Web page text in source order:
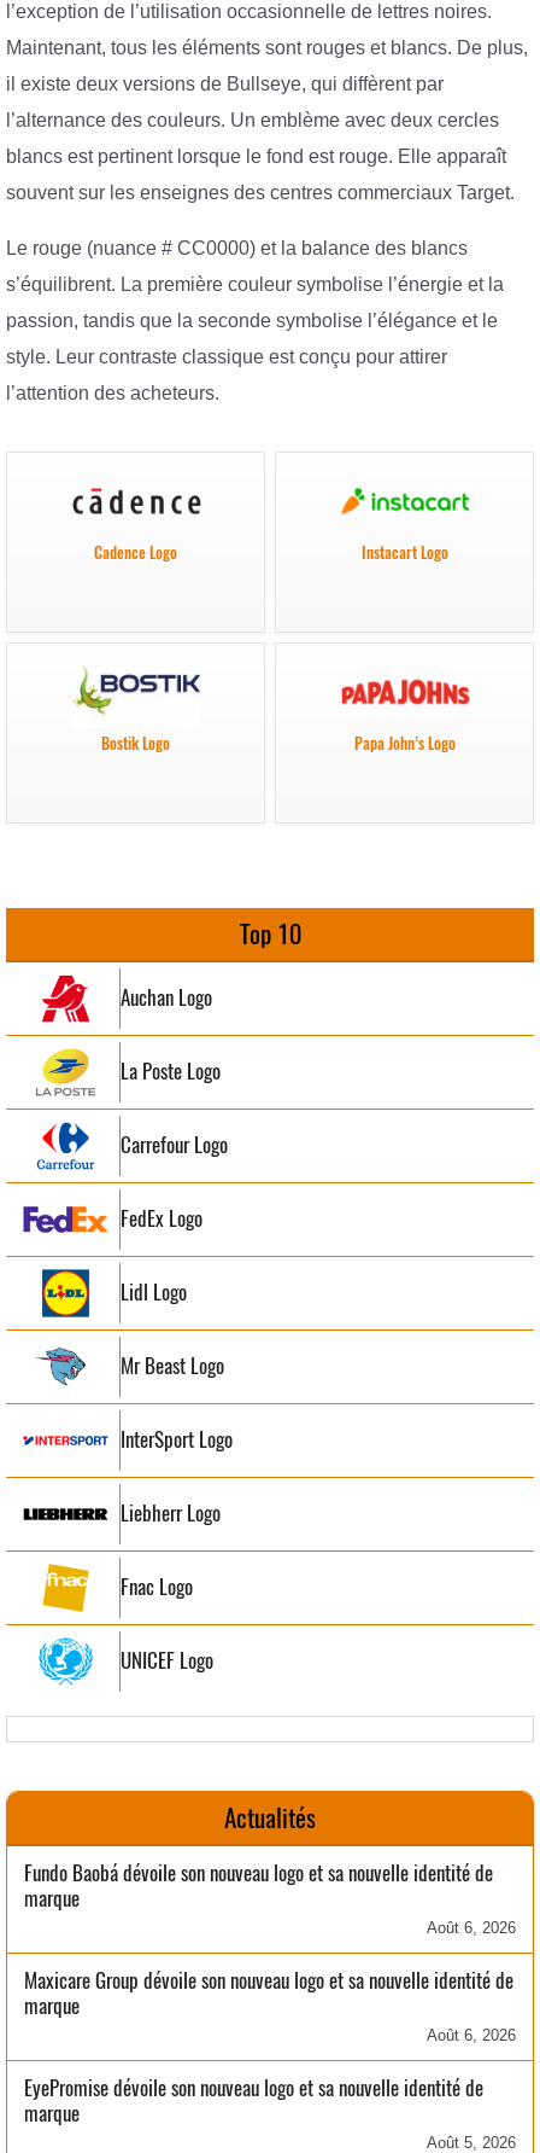
l’exception de l’utilisation occasionnelle de lettres noires.
Maintenant, tous les éléments sont rouges et blancs. De plus,
il existe deux versions de Bullseye, qui diffèrent par
l’alternance des couleurs. Un emblème avec deux cercles
blancs est pertinent lorsque le fond est rouge. Elle apparaît
souvent sur les enseignes des centres commerciaux Target.
Le rouge (nuance # CC0000) et la balance des blancs
s’équilibrent. La première couleur symbolise l’énergie et la
passion, tandis que la seconde symbolise l’élégance et le
style. Leur contraste classique est conçu pour attirer
l’attention des acheteurs.
Cadence Logo Instacart Logo
Bostik Logo Papa John’s Logo
Top 10
Auchan Logo
La Poste Logo
Carrefour Logo
FedEx Logo
Lidl Logo
Mr Beast Logo
InterSport Logo
Liebherr Logo
Fnac Logo
UNICEF Logo
Actualités
Fundo Baobá dévoile son nouveau logo et sa nouvelle identité de
marque
Août 6, 2026
Maxicare Group dévoile son nouveau logo et sa nouvelle identité de
marque
Août 6, 2026
EyePromise dévoile son nouveau logo et sa nouvelle identité de
marque
Août 5, 2026